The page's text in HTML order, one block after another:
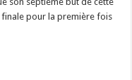
finale pour la première fois